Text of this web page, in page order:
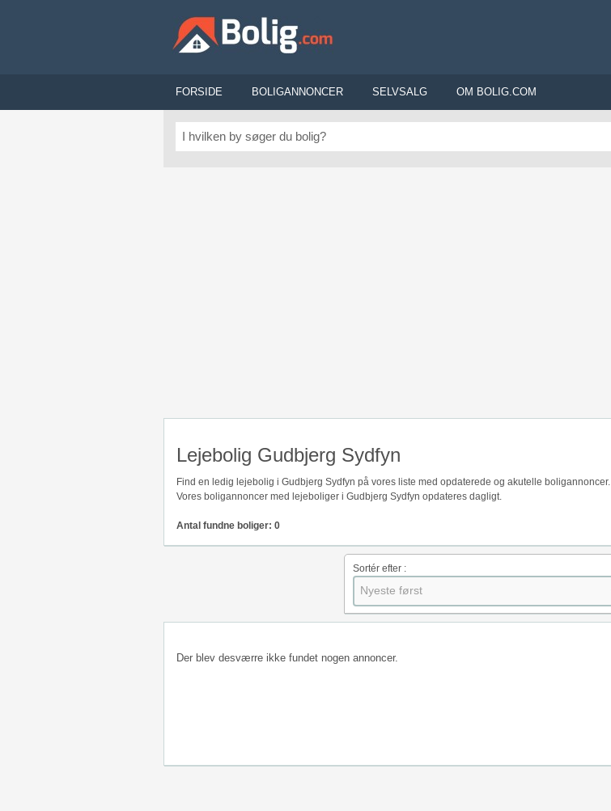
FORSIDE BOLIGANNONCER SELVSALG OM BOLIG.COM
Lejebolig Gudbjerg Sydfyn
Find en ledig lejebolig i Gudbjerg Sydfyn på vores liste med opdaterede og akutelle boligannoncer.
Vores boligannoncer med lejeboliger i Gudbjerg Sydfyn opdateres dagligt.
Antal fundne boliger: 0
Sortér efter :
Nyeste først
Der blev desværre ikke fundet nogen annoncer.